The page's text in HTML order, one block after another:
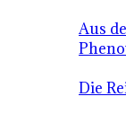
Aus
Die